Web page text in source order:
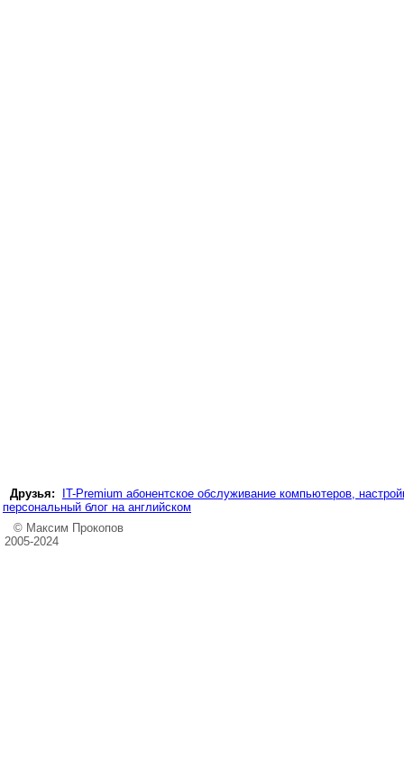
Друзья:
IT-Premium абонентское обслуживание компьютеров,
персональный блог на английском
© Максим Прокопов
2005-2024